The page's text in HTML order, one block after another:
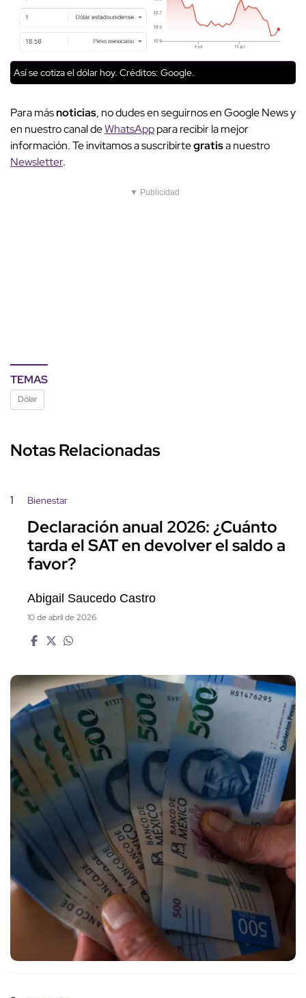
Así se cotiza el dólar hoy. Créditos: Google.
Para másnoticias, no dudes en seguirnos en Google News y
en nuestro canal deWhatsApppara recibir la mejor
información. Te invitamos a suscribirtegratisa nuestro
Newsletter.
▼ Publicidad
TEMAS
Dólar
Notas Relacionadas
1 Bienestar
Declaración anual 2026: ¿Cuánto
tarda el SAT en devolver el saldo a
favor?
Abigail Saucedo Castro
10 de abril de 2026